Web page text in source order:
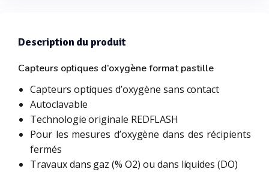
Description du produit
Capteurs optiques d’oxygène format pastille
Capteurs optiques d’oxygène sans contact
Autoclavable
Technologie originale REDFLASH
Pour les mesures d’oxygène dans des récipients
fermés
Travaux dans gaz (% O2) ou dans liquides (DO)